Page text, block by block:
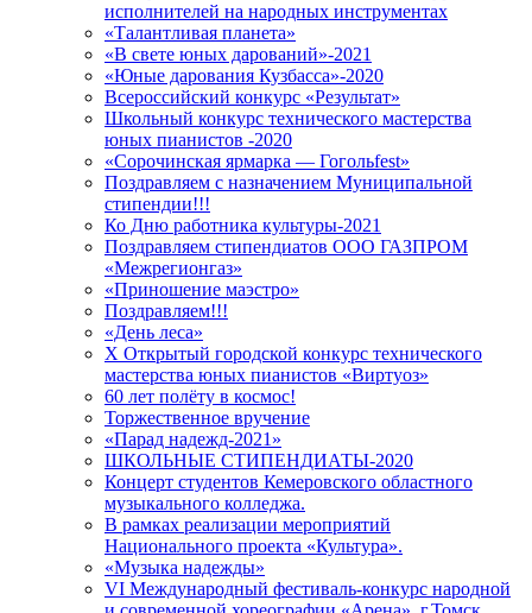
исполнителей на народных инструментах
«Талантливая планета»
«В свете юных дарований»-2021
«Юные дарования Кузбасса»-2020
Всероссийский конкурс «Результат»
Школьный конкурс технического мастерства
юных пианистов -2020
«Сорочинская ярмарка — Гогольfest»
Поздравляем с назначением Муниципальной
стипендии!!!
Ко Дню работника культуры-2021
Поздравляем стипендиатов ООО ГАЗПРОМ
«Межрегионгаз»
«Приношение маэстро»
Поздравляем!!!
«День леса»
X Открытый городской конкурс технического
мастерства юных пианистов «Виртуоз»
60 лет полёту в космос!
Торжественное вручение
«Парад надежд-2021»
ШКОЛЬНЫЕ СТИПЕНДИАТЫ-2020
Концерт студентов Кемеровского областного
музыкального колледжа.
В рамках реализации мероприятий
Национального проекта «Культура».
«Музыка надежды»
VI Международный фестиваль-конкурс народной